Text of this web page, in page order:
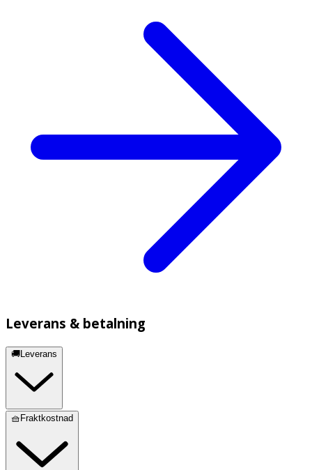
Leverans & betalning
🚚Leverans
🧺Fraktkostnad